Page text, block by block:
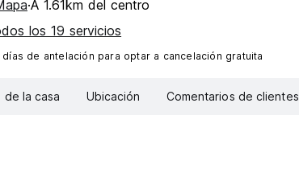
A 1.61km del centro
los 19 servicios
de antelación para optar a cancelación gratuita
de la casa Ubicación Comentarios de clientes